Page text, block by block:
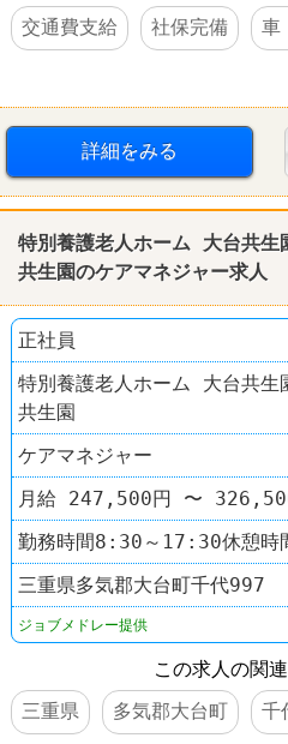
交通費支給 社保完備 車
詳細をみる
特別養護老人ホーム 大台共
共生園のケアマネジャー求人
正社員
特別養護老人ホーム 大台共
共生園
ケアマネジャー
月給 247,500円 〜
勤務時間8:30～17:30休憩時
三重県多気郡大台町千代997
ジョブメドレー提供
この求人の関
三重県
多気郡大台町 千